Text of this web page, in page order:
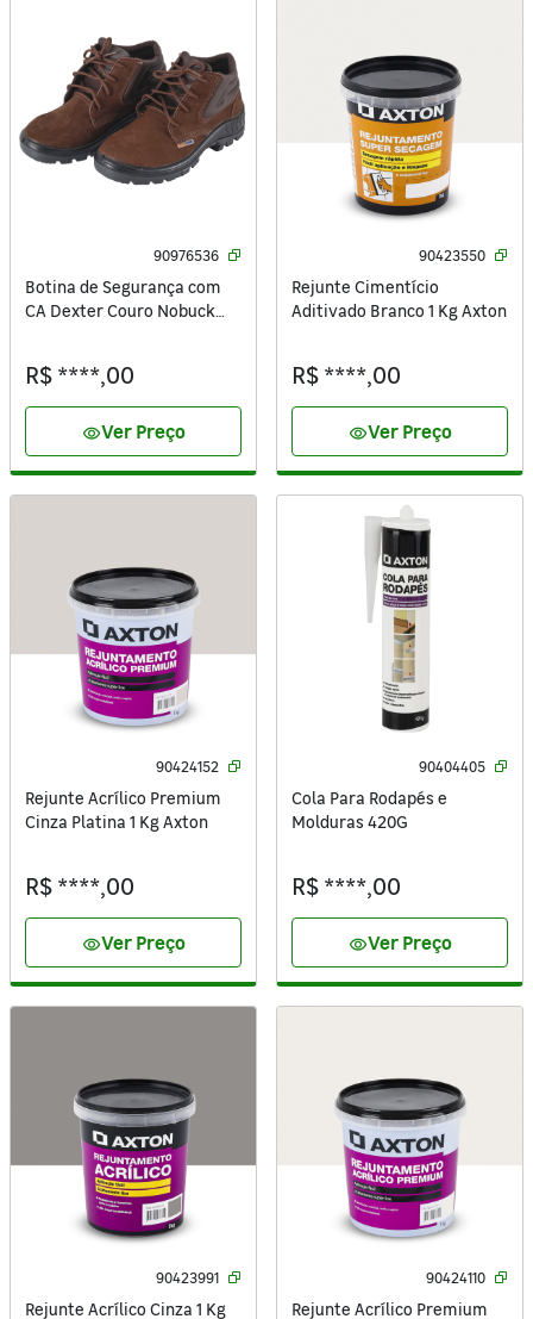
90976536
Botina de Segurança com
CA Dexter Couro Nobuck
CX
R$ ****,00
visibilityVer Preço
90423550
Rejunte Cimentício
Aditivado Branco 1 Kg Axton
R$ ****,00
visibilityVer Preço
90424152
Rejunte Acrílico Premium
Cinza Platina 1 Kg Axton
R$ ****,00
visibilityVer Preço
90404405
Cola Para Rodapés e
Molduras 420G
R$ ****,00
visibilityVer Preço
90423991
Rejunte Acrílico Cinza 1 Kg
90424110
Rejunte Acrílico Premium